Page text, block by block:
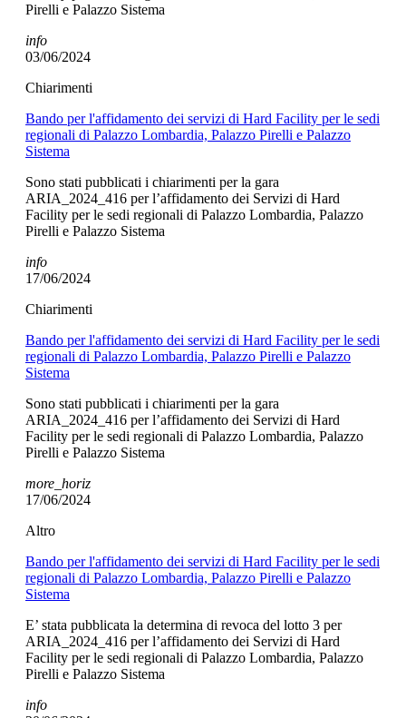
Pirelli e Palazzo Sistema
info
03/06/2024
Chiarimenti
Bando per l'affidamento dei servizi di Hard Facility per le sedi
regionali di Palazzo Lombardia, Palazzo Pirelli e Palazzo
Sistema
Sono stati pubblicati i chiarimenti per la gara
ARIA_2024_416 per l’affidamento dei Servizi di Hard
Facility per le sedi regionali di Palazzo Lombardia, Palazzo
Pirelli e Palazzo Sistema
info
17/06/2024
Chiarimenti
Bando per l'affidamento dei servizi di Hard Facility per le sedi
regionali di Palazzo Lombardia, Palazzo Pirelli e Palazzo
Sistema
Sono stati pubblicati i chiarimenti per la gara
ARIA_2024_416 per l’affidamento dei Servizi di Hard
Facility per le sedi regionali di Palazzo Lombardia, Palazzo
Pirelli e Palazzo Sistema
more_horiz
17/06/2024
Altro
Bando per l'affidamento dei servizi di Hard Facility per le sedi
regionali di Palazzo Lombardia, Palazzo Pirelli e Palazzo
Sistema
E’ stata pubblicata la determina di revoca del lotto 3 per
ARIA_2024_416 per l’affidamento dei Servizi di Hard
Facility per le sedi regionali di Palazzo Lombardia, Palazzo
Pirelli e Palazzo Sistema
info